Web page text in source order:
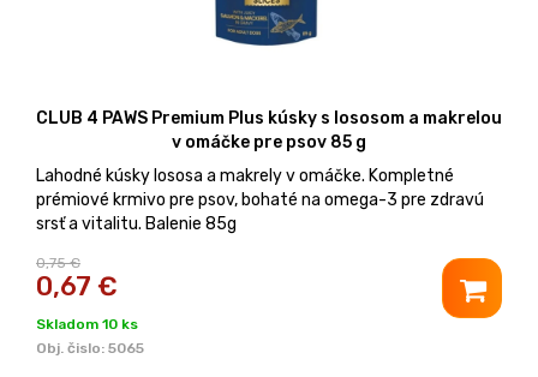
CLUB 4 PAWS Premium Plus kúsky s lososom a makrelou
v omáčke pre psov 85 g
Lahodné kúsky lososa a makrely v omáčke. Kompletné
prémiové krmivo pre psov, bohaté na omega-3 pre zdravú
srsť a vitalitu. Balenie 85g
0,75 €
0,67 €
Skladom 10 ks
Obj. čislo: 5065